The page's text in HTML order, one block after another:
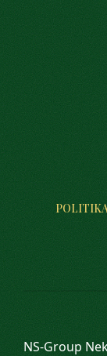
NS-Group